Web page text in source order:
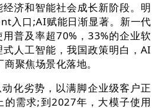
济和智能社会成长新阶段。明
入口;AI赋能日渐显著。新一代
普及率超70%，33%的企业软
人工智能，我国政策明白，AI
聚焦场景化落地。
劣势，以满脚企业级客户正
的需求;到2027年，大模子使用